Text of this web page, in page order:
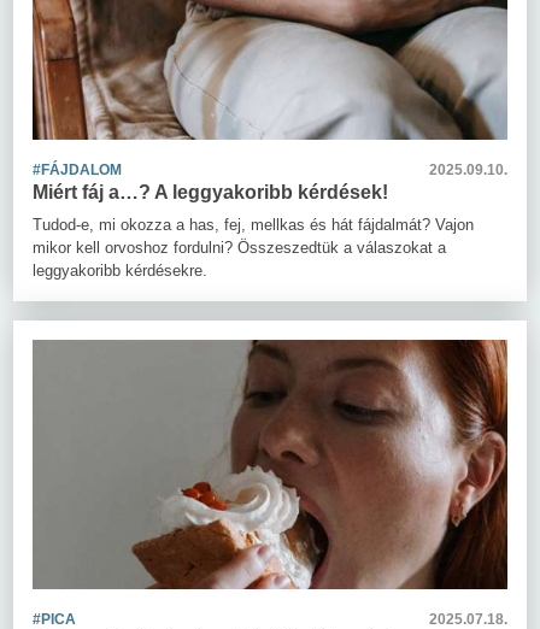
#FÁJDALOM 2025.09.10.
Miért fáj a…? A leggyakoribb kérdések!
Tudod-e, mi okozza a has, fej, mellkas és hát fájdalmát? Vajon
mikor kell orvoshoz fordulni? Összeszedtük a válaszokat a
leggyakoribb kérdésekre.
#PICA 2025.07.18.